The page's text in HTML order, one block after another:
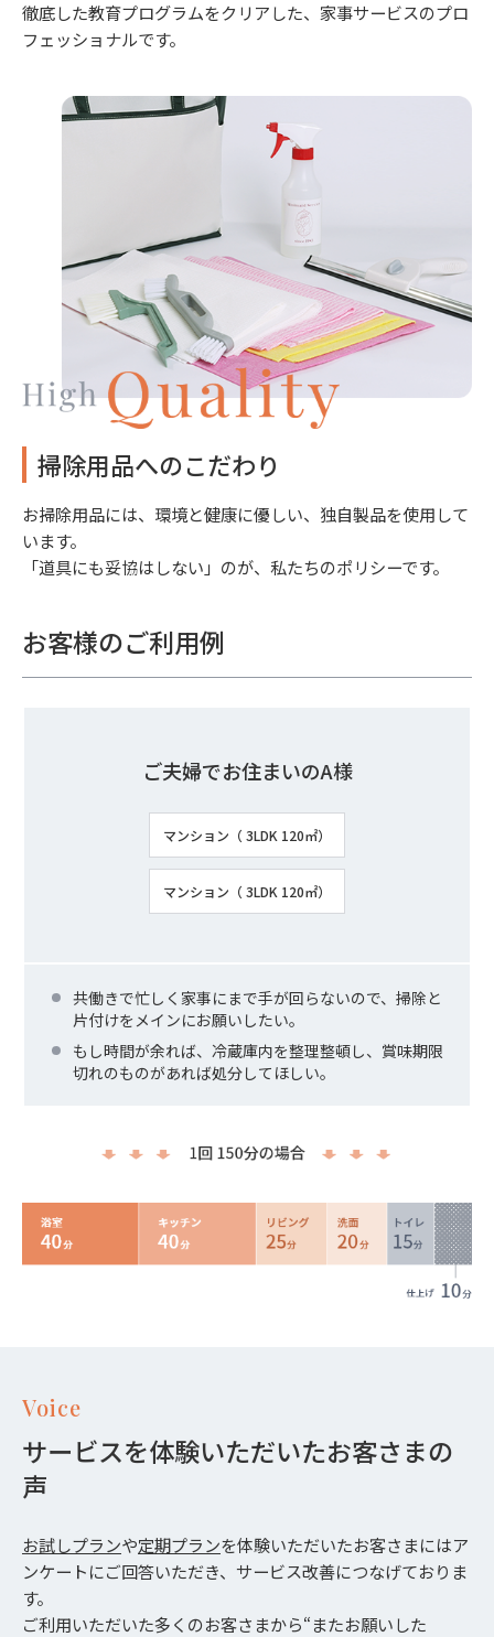
徹底した教育プログラムをクリアした、家事サービスのプロ
フェッショナルです。
掃除用品へのこだわり
お掃除用品には、環境と健康に優しい、独自製品を使用して
います。
「道具にも妥協はしない」のが、私たちのポリシーです。
お客様のご利用例
ご夫婦でお住まいのA様
マンション（ 3LDK 120㎡）
マンション（ 3LDK 120㎡）
共働きで忙しく家事にまで手が回らないので、掃除と
片付けをメインにお願いしたい。
もし時間が余れば、冷蔵庫内を整理整頓し、賞味期限
切れのものがあれば処分してほしい。
Voice
サービスを体験いただいたお客さまの
声
お試しプランや定期プランを体験いただいたお客さまにはア
ンケートにご回答いただき、サービス改善につなげておりま
す。
ご利用いただいた多くのお客さまから“またお願いした